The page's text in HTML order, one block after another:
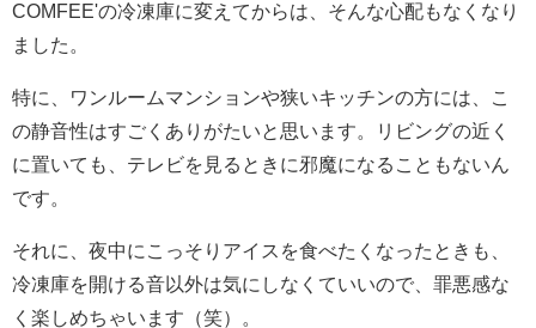
COMFEE'の冷凍庫に変えてからは、そんな心配もなくなり
ました。
特に、ワンルームマンションや狭いキッチンの方には、こ
の静音性はすごくありがたいと思います。リビングの近く
に置いても、テレビを見るときに邪魔になることもないん
です。
それに、夜中にこっそりアイスを食べたくなったときも、
冷凍庫を開ける音以外は気にしなくていいので、罪悪感な
く楽しめちゃいます（笑）。